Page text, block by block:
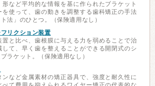
など平均的な情報を基に作られたブラケット
を使って、歯の動きを調整する歯科矯正の手法
法」のひとつ。（保険適用なし）
リクション装置
置と比べ、歯根膜に与える力を弱めることで治
て、早く歯を整えることができる開閉式のシ
ラケット。（保険適用なし）
ンなど金属素材の矯正器具で、強度と耐久性に